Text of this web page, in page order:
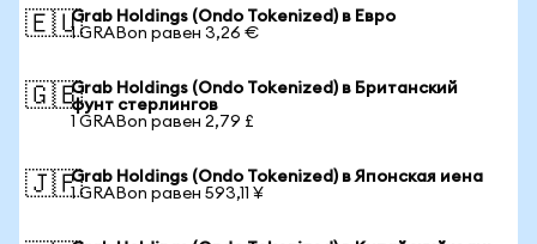
🇪🇺Grab Holdings (Ondo Tokenized) в Евро
1 GRABon равен 3,26 €
🇬🇧Grab Holdings (Ondo Tokenized) в Британский
фунт стерлингов
1 GRABon равен 2,79 £
🇯🇵Grab Holdings (Ondo Tokenized) в Японская иена
1 GRABon равен 593,11 ¥